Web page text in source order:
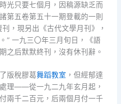
光只要七個月，因稿源缺乏而
第五卷第五十一期登載的一則
，現另出《古代文學月刊》，
” 一九三〇年三月旬日，《語
之后默默終刊，沒有休刊辭。
版稅膠葛舞蹈教室 ，但經郁達
理——從一九二九年玄月起，
兩千二百元，后兩個月付一千